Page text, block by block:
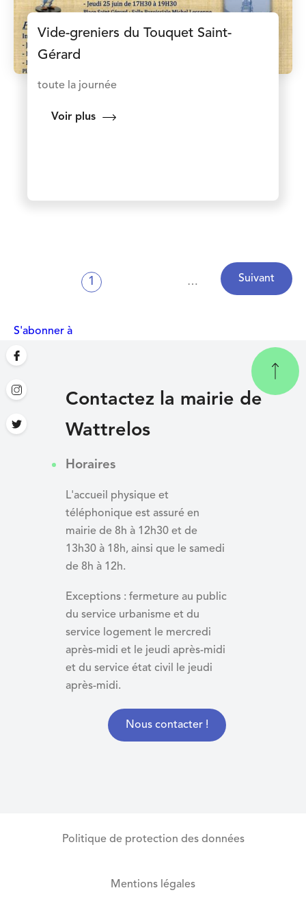
Vide-greniers du Touquet Saint-
Gérard
toute la journée
Voir plus
Page
1 … Suivant
S'abonner à
Contactez la mairie de
Wattrelos
Horaires
L'accueil physique et
téléphonique est assuré en
mairie de 8h à 12h30 et de
13h30 à 18h, ainsi que le samedi
de 8h à 12h.
Exceptions : fermeture au public
du service urbanisme et du
service logement le mercredi
après-midi et le jeudi après-midi
et du service état civil le jeudi
après-midi.
Nous contacter !
Politique de protection des données
Mentions légales